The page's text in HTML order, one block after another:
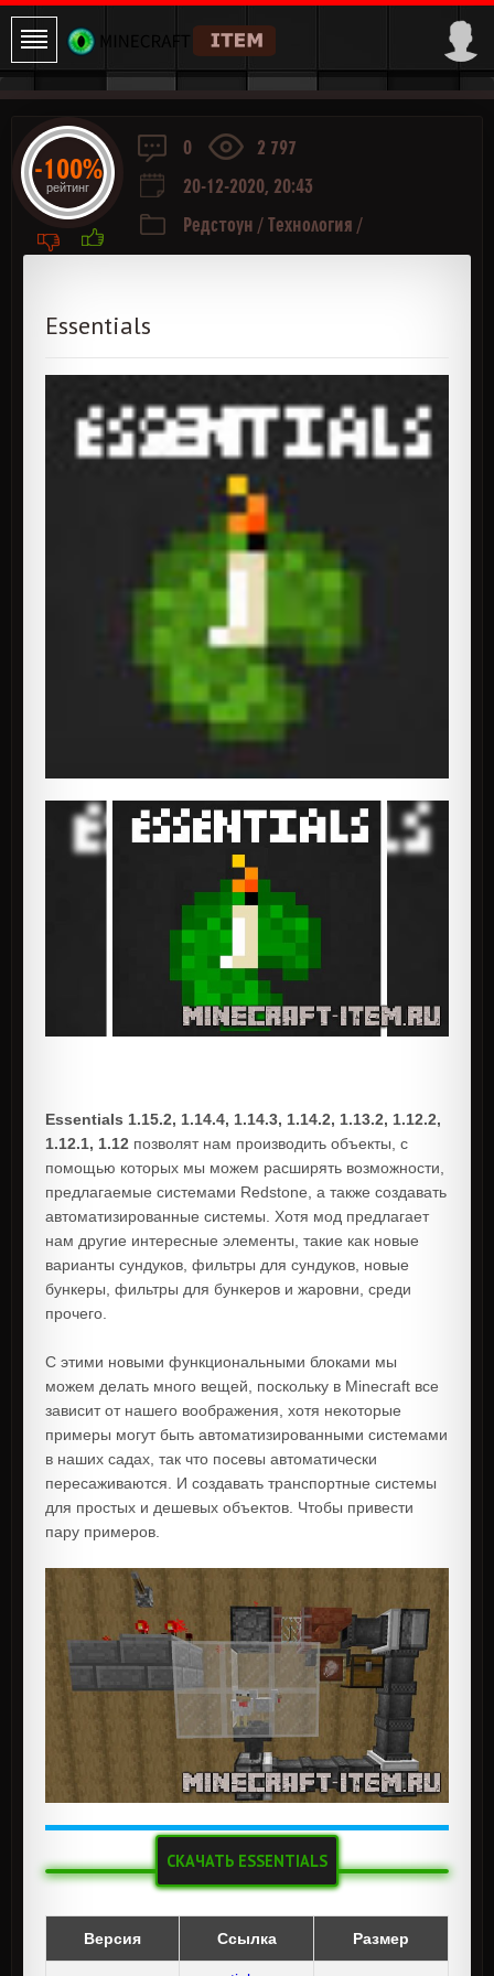
0
2 797
20-12-2020, 20:43
Редстоун / Технология /
Essentials
Essentials 1.15.2, 1.14.4, 1.14.3, 1.14.2, 1.13.2, 1.12.2,
1.12.1, 1.12 позволят нам производить объекты, с
помощью которых мы можем расширять возможности,
предлагаемые системами Redstone, а также создавать
автоматизированные системы. Хотя мод предлагает
нам другие интересные элементы, такие как новые
варианты сундуков, фильтры для сундуков, новые
бункеры, фильтры для бункеров и жаровни, среди
прочего.
С этими новыми функциональными блоками мы
можем делать много вещей, поскольку в Minecraft все
зависит от нашего воображения, хотя некоторые
примеры могут быть автоматизированными системами
в наших садах, так что посевы автоматически
пересаживаются. И создавать транспортные системы
для простых и дешевых объектов. Чтобы привести
пару примеров.
СКАЧАТЬ ESSENTIALS
Версия Ссылка Размер
-100%
рейтинг